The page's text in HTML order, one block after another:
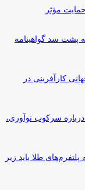
مؤثر
سد گواهینامه
کارآفرینی در
درباره سرکوب نوآوری،
طلا باید زیر